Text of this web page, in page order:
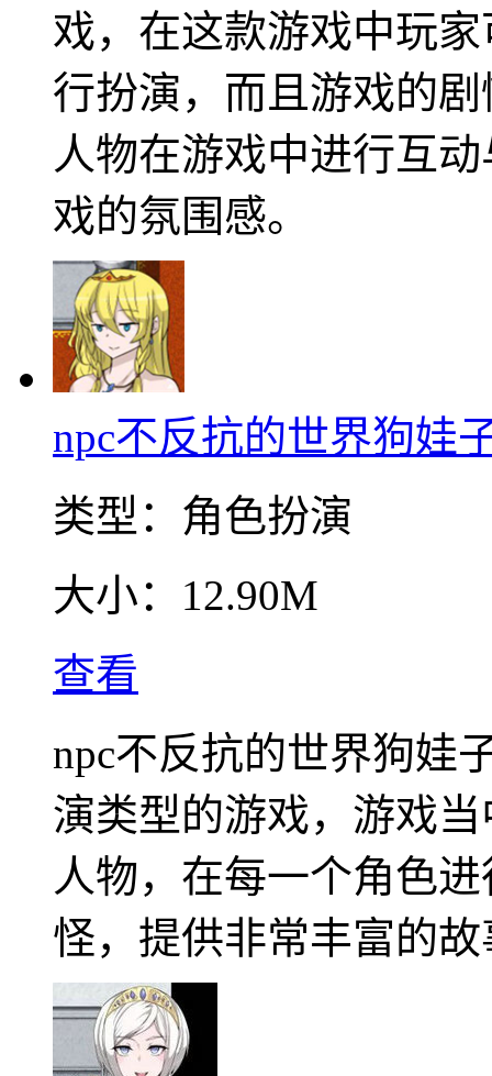
戏，在这款游戏中玩
行扮演，而且游戏的
人物在游戏中进行互
戏的氛围感。
npc不反抗的世界狗娃
类型： 角色扮演
大小： 12.90M
查看
npc不反抗的世界狗娃
演类型的游戏，游戏
人物，在每一个角色
怪，提供非常丰富的